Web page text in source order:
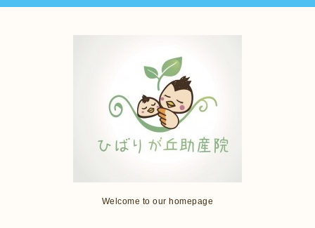
Welcome to our homepage